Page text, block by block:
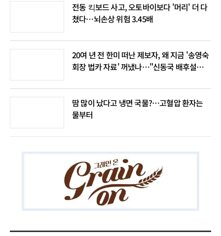
전동 킥보드 사고, 오토바이보다 '머리' 더 다
쳤다…뇌손상 위험 3.45배
20여 년 전 한미 떠난 제보자, 왜 지금 '송영숙
회장 법카 자료' 꺼냈나…"신동국 배후설은
땀 많이 났다고 냉면 국물?…고혈압 환자는
물부터